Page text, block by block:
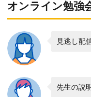
オンライン勉強
見逃し配
先生の説